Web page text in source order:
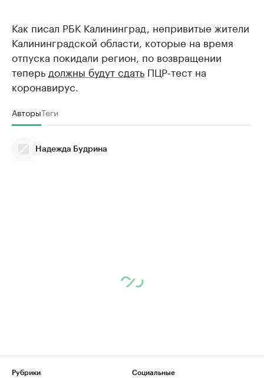
Как писал РБК Калининград, непривитые жители
Калининградской области, которые на время
отпуска покидали регион, по возвращении
теперь должны будут сдать ПЦР-тест на
коронавирус.
АвторыТеги
Надежда Будрина
Рубрики
Социальные